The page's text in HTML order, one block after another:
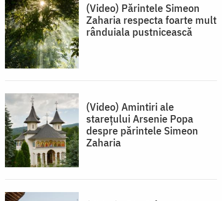
(Video) Părintele Simeon
Zaharia respecta foarte mult
rânduiala pustnicească
(Video) Amintiri ale
starețului Arsenie Popa
despre părintele Simeon
Zaharia